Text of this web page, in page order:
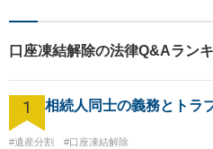
口座凍結解除の法律Q&Aラン
1 相続人同士の義務とトラ
#遺産分割 #口座凍結解除